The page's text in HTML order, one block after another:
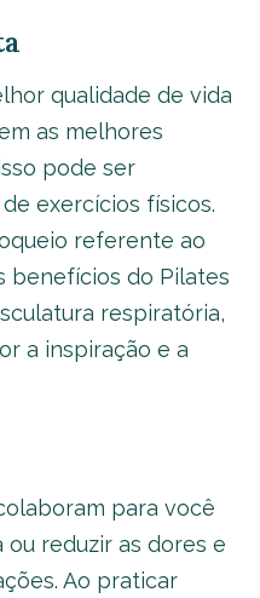
qualidade de vida
as melhores
pode ser
exercícios físicos.
referente ao
benefícios do Pilates
respiratória,
a inspiração e a
para você
reduzir as dores e
Ao praticar